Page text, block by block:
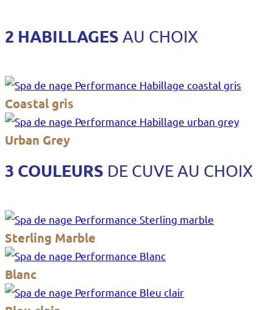
2 HABILLAGES AU CHOIX
Coastal gris
Urban Grey
3 COULEURS DE CUVE AU CHOIX
Sterling Marble
Blanc